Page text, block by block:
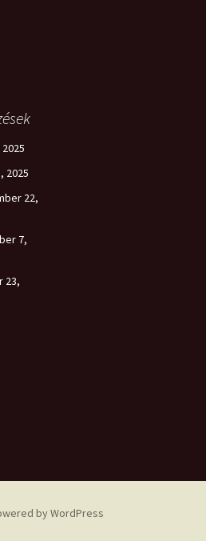
2025
22,
7,
23,
by WordPress